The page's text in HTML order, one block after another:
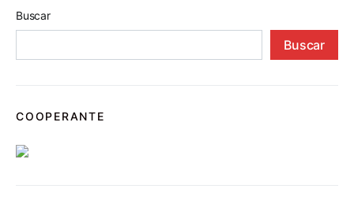
Buscar
Buscar
COOPERANTE